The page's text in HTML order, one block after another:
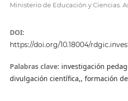
Ministerio de Educación y Ciencias.
DOI:
https://doi.org/10.18004/
Palabras clave: investigación
divulgación científica,, formación